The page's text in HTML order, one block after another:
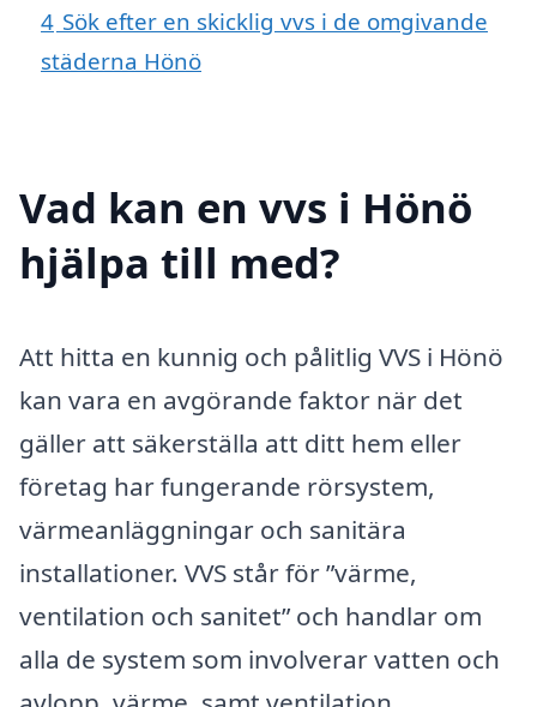
4 Sök efter en skicklig vvs i de omgivande
städerna Hönö
Vad kan en vvs i Hönö
hjälpa till med?
Att hitta en kunnig och pålitlig VVS i Hönö
kan vara en avgörande faktor när det
gäller att säkerställa att ditt hem eller
företag har fungerande rörsystem,
värmeanläggningar och sanitära
installationer. VVS står för ”värme,
ventilation och sanitet” och handlar om
alla de system som involverar vatten och